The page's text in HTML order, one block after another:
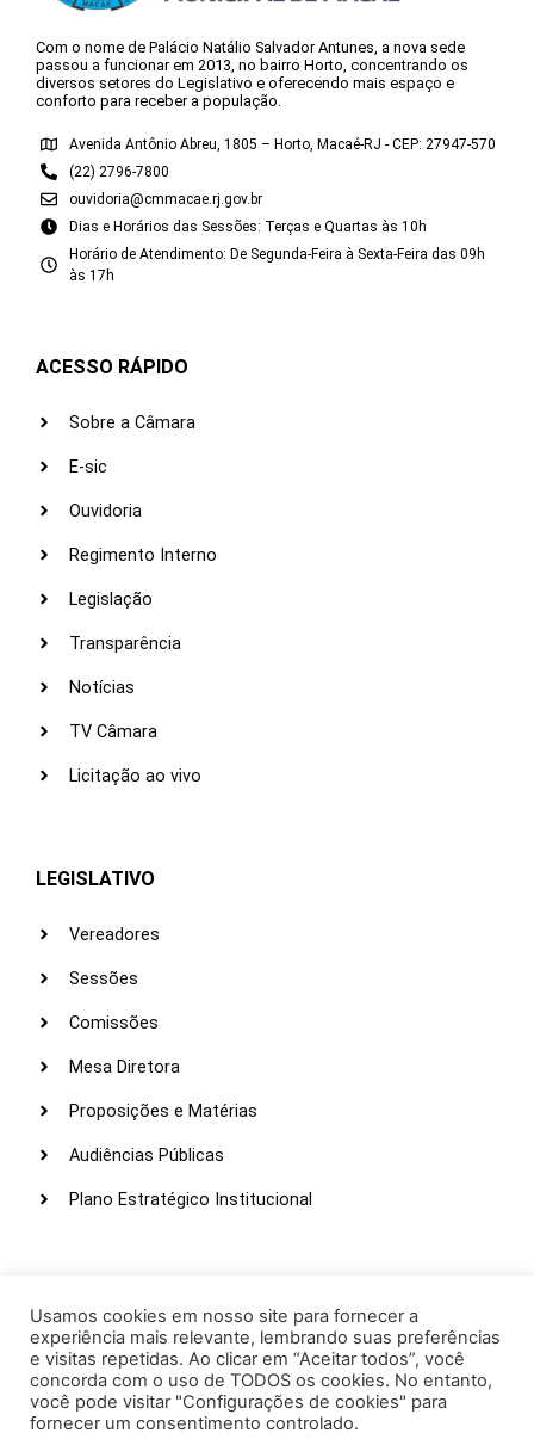
Com o nome de Palácio Natálio Salvador Antunes, a nova sede
passou a funcionar em 2013, no bairro Horto, concentrando os
diversos setores do Legislativo e oferecendo mais espaço e
conforto para receber a população.
Avenida Antônio Abreu, 1805 – Horto, Macaé-RJ - CEP: 27947-570
(22) 2796-7800
ouvidoria@cmmacae.rj.gov.br
Dias e Horários das Sessões: Terças e Quartas às 10h
Horário de Atendimento: De Segunda-Feira à Sexta-Feira das 09h
às 17h
ACESSO RÁPIDO
Sobre a Câmara
E-sic
Ouvidoria
Regimento Interno
Legislação
Transparência
Notícias
TV Câmara
Licitação ao vivo
LEGISLATIVO
Vereadores
Sessões
Comissões
Mesa Diretora
Proposições e Matérias
Audiências Públicas
Plano Estratégico Institucional
Webmail
Intranet
Administração
Usamos cookies em nosso site para fornecer a
experiência mais relevante, lembrando suas preferências
e visitas repetidas. Ao clicar em “Aceitar todos”, você
concorda com o uso de TODOS os cookies. No entanto,
você pode visitar "Configurações de cookies" para
fornecer um consentimento controlado.